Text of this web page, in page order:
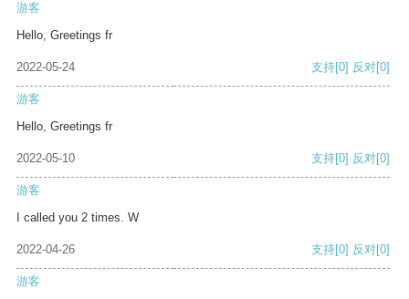
游客
Hello, Greetings fr
2022-05-24 支持[0] 反对[0]
游客
Hello, Greetings fr
2022-05-10 支持[0] 反对[0]
游客
I called you 2 times. W
2022-04-26 支持[0] 反对[0]
游客